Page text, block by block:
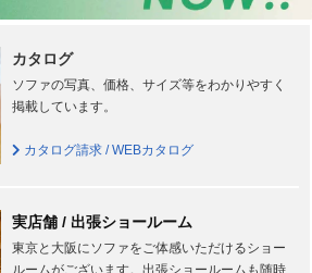
カタログ
ソファの写真、価格、サイズ等をわかりやすく
掲載しています。
カタログ請求 / WEBカタログ
実店舗 / 出張ショールーム
東京と大阪にソファをご体感いただけるショー